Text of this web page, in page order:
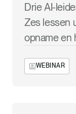
Drie AI-
Zes lessen
opname en
WEBINAR